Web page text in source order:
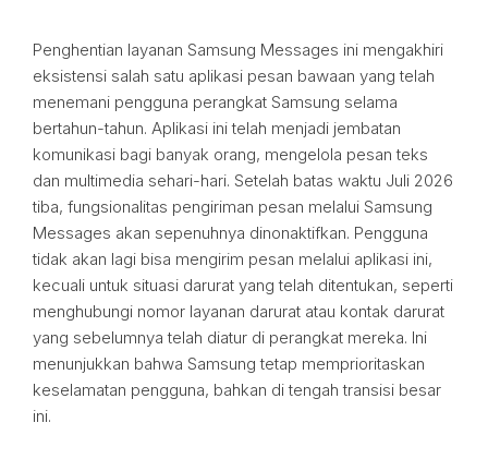
Penghentian layanan Samsung Messages ini mengakhiri
eksistensi salah satu aplikasi pesan bawaan yang telah
menemani pengguna perangkat Samsung selama
bertahun-tahun. Aplikasi ini telah menjadi jembatan
komunikasi bagi banyak orang, mengelola pesan teks
dan multimedia sehari-hari. Setelah batas waktu Juli 2026
tiba, fungsionalitas pengiriman pesan melalui Samsung
Messages akan sepenuhnya dinonaktifkan. Pengguna
tidak akan lagi bisa mengirim pesan melalui aplikasi ini,
kecuali untuk situasi darurat yang telah ditentukan, seperti
menghubungi nomor layanan darurat atau kontak darurat
yang sebelumnya telah diatur di perangkat mereka. Ini
menunjukkan bahwa Samsung tetap memprioritaskan
keselamatan pengguna, bahkan di tengah transisi besar
ini.